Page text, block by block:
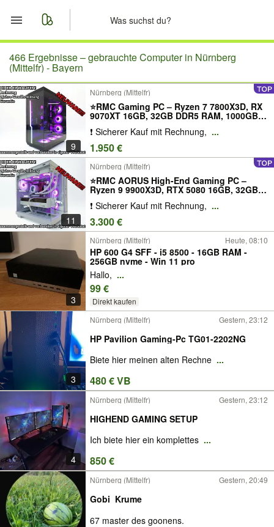
Start
Merkliste
Nachrichten
Anzeige aufgeben
466 Ergebnisse –gebrauchte Computer in Nürnberg
(Mittelfr) - Bayern
9
Nürnberg (Mittelfr)
⭐RMC Gaming PC – Ryzen 7 7800X3D, RX
9070XT 16GB, 32GB DDR5 RAM, 1000GB
SSD, WaKU - TOP⭐
❗ Sicherer Kauf mit Rechnung, ...
1.950 €
11
Nürnberg (Mittelfr)
⭐RMC AORUS High-End Gaming PC –
Ryzen 9 9900X3D, RTX 5080 16GB, 32GB
DDR5 RAM, 2000GB SSD, WaKU - TOP⭐
❗ Sicherer Kauf mit Rechnung, ...
3.300 €
3
Nürnberg (Mittelfr) Heute, 08:10
HP 600 G4 SFF - i5 8500 - 16GB RAM -
256GB nvme - Win 11 pro
Hallo, ...
99 €
Direkt kaufen
3
Nürnberg (Mittelfr) Gestern, 23:12
HP Pavilion Gaming-Pc TG01-2202NG
Biete hier meinen alten Rechne ...
480 € VB
4
Nürnberg (Mittelfr) Gestern, 23:12
HIGHEND GAMING SETUP
Ich biete hier ein komplettes ...
850 €
Nürnberg (Mittelfr) Gestern, 20:49
Gobi_Krume
67 master des goonens.